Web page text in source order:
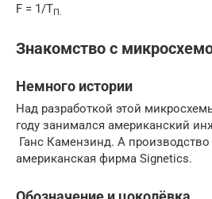
F = 1/ТП.
Знакомство с
Немного истории
Над разработкой этой
году занимался американский
Ганс Камензинд. А производство
американская фирма Signetics.